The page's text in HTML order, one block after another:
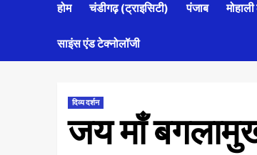
होम चंडीगढ़ (ट्राइसिटी) पंजाब
साइंस एंड टेक्नोलॉजी
दिव्य दर्शन
जय माँ